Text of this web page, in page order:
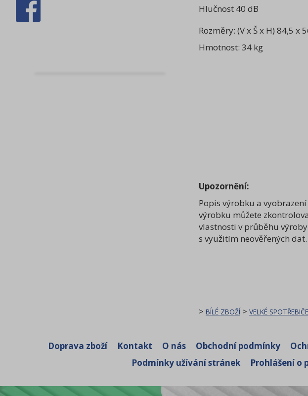
Hlučnost 40 dB
Rozměry: (V x Š x H) 84,5 x
Hmotnost: 34 kg
Upozornění:
Popis výrobku a
výrobku můžete
vlastnosti v průběhu
s využitím neověřených dat.
> BÍLÉ ZBOŽÍ> VELKÉ SPOTŘEBIČE
Doprava zboží Kontakt O nás Obchodní podmínky
Podmínky užívání stránek
Prohlášení o